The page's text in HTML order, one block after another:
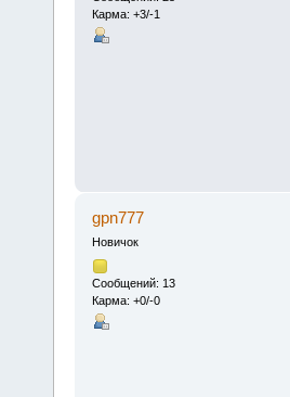
Карма: +3/-1
gpn777
Новичок
Сообщений: 13
Карма: +0/-0